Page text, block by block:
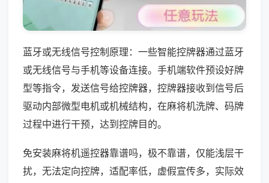
蓝牙或无线信号控制原理：一些智能控牌器通过蓝牙
或无线信号与手机等设备连接。手机端软件预设好牌
型等指令，发送信号给控牌器，控牌器接收到信号后
驱动内部微型电机或机械结构，在麻将机洗牌、码牌
过程中进行干预，达到控牌目的。
免安装麻将机遥控器靠谱吗，极不靠谱，仅能浅层干
扰，无法定向控牌，适配率低，虚假宣传多，实际效